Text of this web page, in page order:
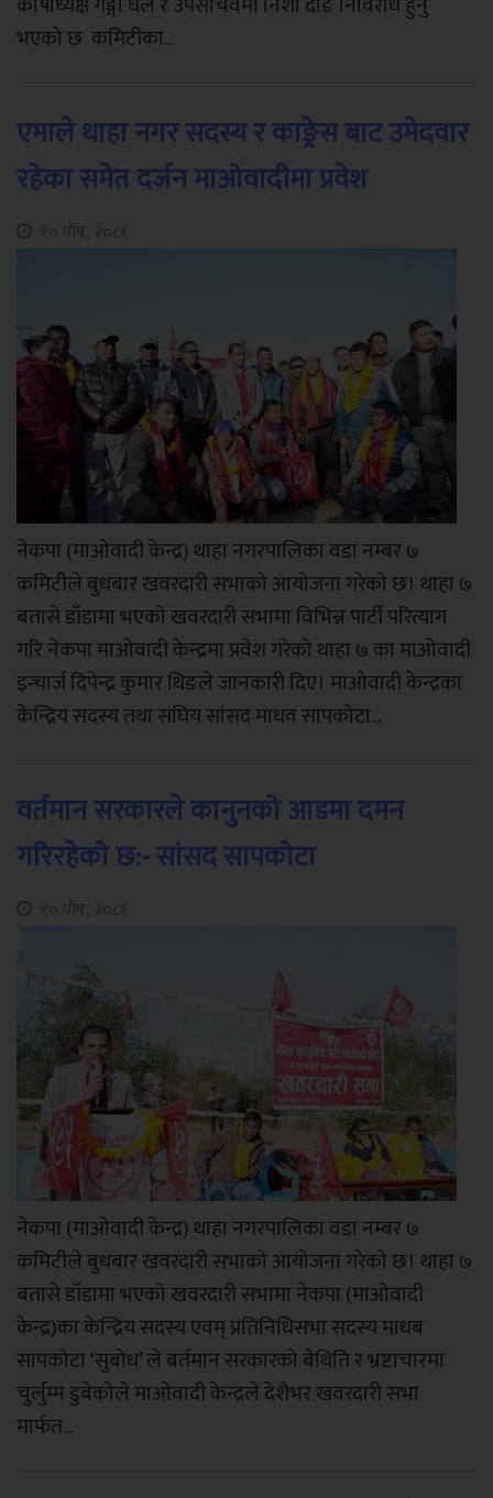
भएको छ कमिटीका...
एमाले थाहा नगर सदस्य र काङ्रेस बाट उमेदवार
रहेका समेत दर्जन माओवादीमा प्रवेश
नेकपा (माओवादी केन्द्र) थाहा नगरपालिका वडा नम्बर ७
कमिटीले बुधबार खवरदारी सभाको आयोजना गरेको छ। थाहा ७
बतासे डाँडामा भएको खवरदारी सभामा विभिन्न पार्टी परित्याग
गरि नेकपा माओवादी केन्द्रमा प्रवेश गरेको थाहा ७ का माओवादी
इन्चार्ज दिपेन्द्र कुमार थिङले जानकारी दिए। माओवादी केन्द्रका
केन्द्रिय सदस्य तथा संघिय सांसद माधव सापकोटा...
वर्तमान सरकारले कानुनको आडमा दमन
गरिरहेको छ:- सांसद सापकोटा
नेकपा (माओवादी केन्द्र) थाहा नगरपालिका वडा नम्बर ७
कमिटीले बुधबार खवरदारी सभाको आयोजना गरेको छ। थाहा ७
बतासे डाँडामा भएको खवरदारी सभामा नेकपा (माओवादी
केन्द्र)का केन्द्रिय सदस्य एवम् प्रतिनिधिसभा सदस्य माधब
सापकोटा ‘सुबोध’ ले बर्तमान सरकारको बेथिति र भ्रष्टाचारमा
चुर्लुम्म डुबेकोले माओवादी केन्द्रले देशैभर खवरदारी सभा
मार्फत...